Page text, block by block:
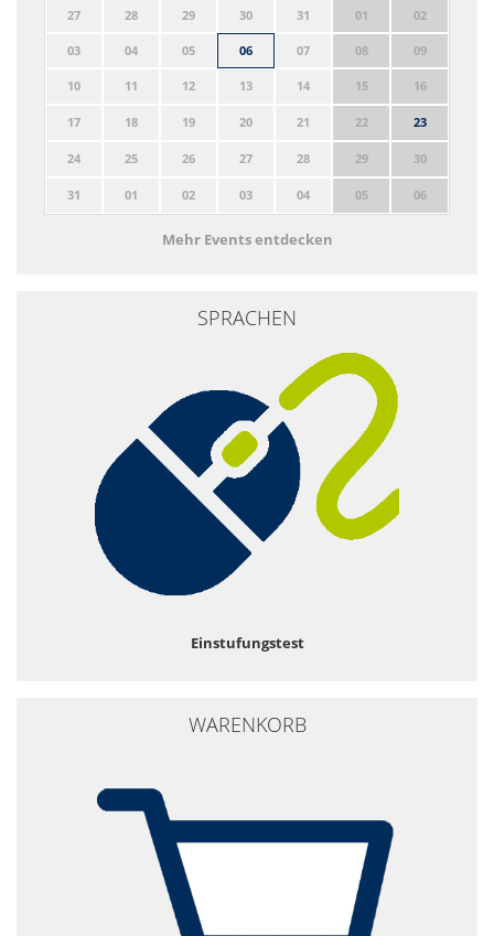
27
28 29 30 31 01 02
03 04 05 06 07 08 09
10 11 12 13 14 15 16
17 18 19 20 21 22 23
24 25 26 27 28 29 30
31 01 02 03 04 05 06
Mehr Events entdecken
SPRACHEN
Einstufungstest
WARENKORB